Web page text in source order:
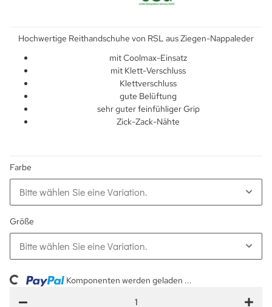
Hochwertige Reithandschuhe von RSL aus Ziegen-Nappaleder
mit Coolmax-Einsatz
mit Klett-Verschluss
Klettverschluss
gute Belüftung
sehr guter feinfühliger Grip
Zick-Zack-Nähte
Farbe
Bitte wählen Sie eine Variation.
Größe
Bitte wählen Sie eine Variation.
Komponenten werden geladen ...